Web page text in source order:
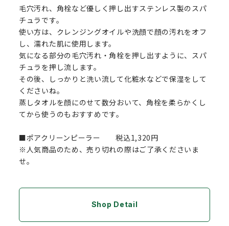
毛穴汚れ、角栓など優しく押し出すステンレス製のスパ
チュラです。
使い方は、クレンジングオイルや洗顔で顔の汚れをオフ
し、濡れた肌に使用します。
気になる部分の毛穴汚れ・角栓を押し出すように、スパ
チュラを押し流します。
その後、しっかりと洗い流して化粧水などで保湿をして
くださいね。
蒸しタオルを顔にのせて数分おいて、角栓を柔らかくし
てから使うのもおすすめです。
■ポアクリーンピーラー 税込1,320円
※人気商品のため、売り切れの際はご了承くださいま
せ。
Shop Detail